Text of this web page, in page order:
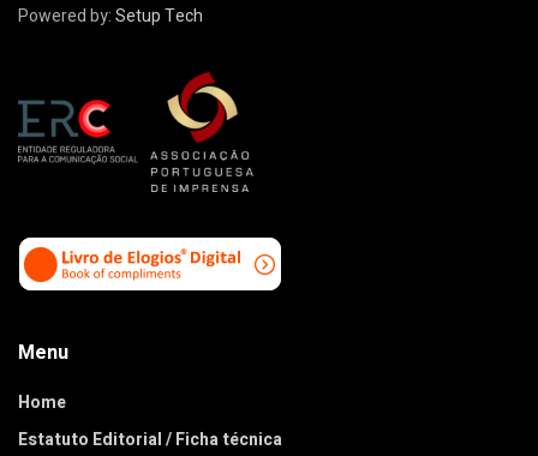
Powered by:Setup Tech
Menu
Home
Estatuto Editorial / Ficha técnica